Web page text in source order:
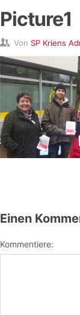
Picture1
Von SP Kriens
Einen
Kommentiere: